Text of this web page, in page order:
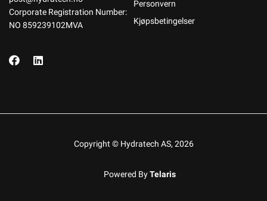
Corporate Registration Number:
NO 859239102MVA
Personvern
Kjøpsbetingelser
Copyright © Hydratech AS, 2026
Powered ByTelaris